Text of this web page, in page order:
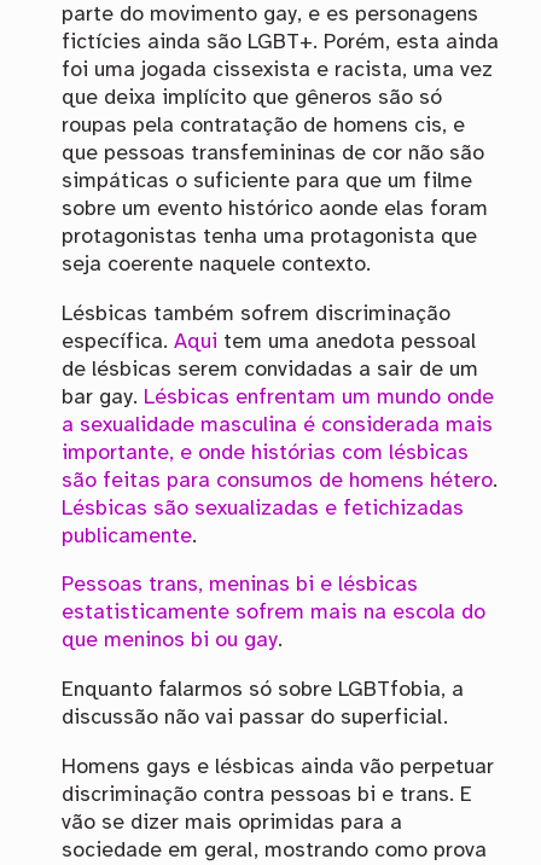
parte do movimento gay, e es personagens
fictícies ainda são LGBT+. Porém, esta ainda
foi uma jogada cissexista e racista, uma vez
que deixa implícito que gêneros são só
roupas pela contratação de homens cis, e
que pessoas transfemininas de cor não são
simpáticas o suficiente para que um filme
sobre um evento histórico aonde elas foram
protagonistas tenha uma protagonista que
seja coerente naquele contexto.
Lésbicas também sofrem discriminação
específica. Aqui tem uma anedota pessoal
de lésbicas serem convidadas a sair de um
bar gay. Lésbicas enfrentam um mundo onde
a sexualidade masculina é considerada mais
importante, e onde histórias com lésbicas
são feitas para consumos de homens hétero.
Lésbicas são sexualizadas e fetichizadas
publicamente.
Pessoas trans, meninas bi e lésbicas
estatisticamente sofrem mais na escola do
que meninos bi ou gay.
Enquanto falarmos só sobre LGBTfobia, a
discussão não vai passar do superficial.
Homens gays e lésbicas ainda vão perpetuar
discriminação contra pessoas bi e trans. E
vão se dizer mais oprimidas para a
sociedade em geral, mostrando como prova